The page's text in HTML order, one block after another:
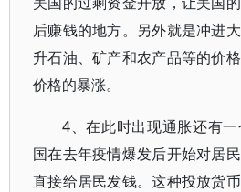
后赚钱的地方。另外就是冲进
升石油、矿产和农产品等的价
价格的暴涨。
4、在此时出现通胀还有
国在去年疫情爆发后开始对居
直接给居民发钱。这种投放货